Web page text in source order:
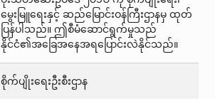
မွေးမြူရေးနှင့် ဆည်မြောင်းဝန်ကြီးဌာနမှ ထုတ်
ပြန်ပါသည်။ ဤစီမံဆောင်ရွက်မှုသည်
နိုင်ငံ၏အခြေအနေအရပြောင်းလဲနိုင်သည်။
စိုက်ပျိုးရေးဦးစီးဌာန